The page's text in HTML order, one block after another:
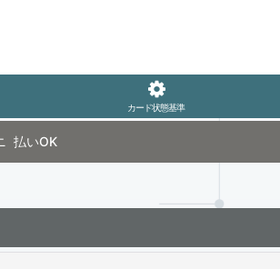
カード状態基準
払いOK